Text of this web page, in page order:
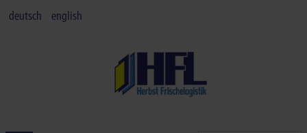
deutsch english